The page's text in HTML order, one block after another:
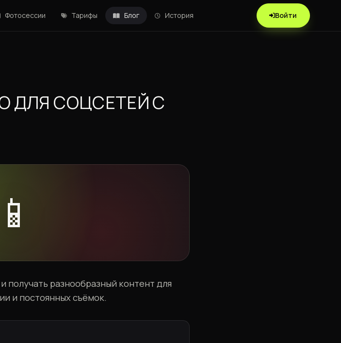
Фотосессии Тарифы Блог История Войти
ДЛЯ СОЦСЕТЕЙ С
📱
получать разнообразный контент для
и постоянных съёмок.